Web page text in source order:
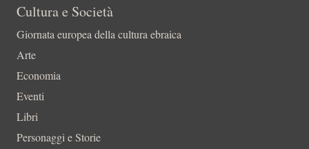
Cultura e Società
Giornata europea della cultura ebraica
Arte
Economia
Eventi
Libri
Personaggi e Storie